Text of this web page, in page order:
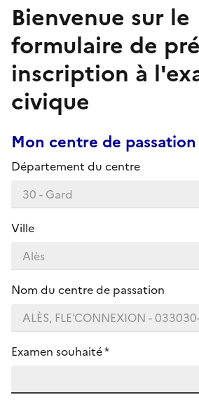
Bienvenue sur le
formulaire de
inscription à
civique
Mon centre de passation
Département du centre
Ville
Nom du centre de passation
Examen souhaité *